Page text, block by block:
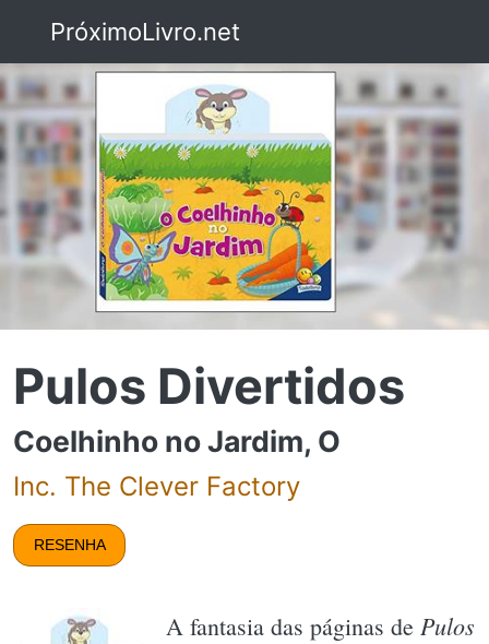
PróximoLivro.net
Pulos Divertidos
Coelhinho no Jardim, O
Inc. The Clever Factory
RESENHA
A fantasia das páginas de Pulos